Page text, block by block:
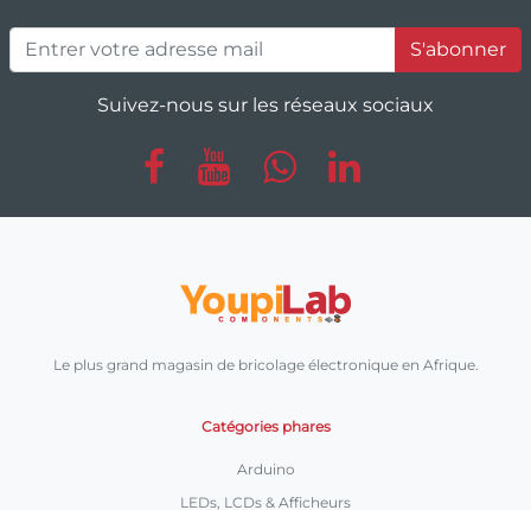
S'abonner
Suivez-nous sur les réseaux sociaux
Le plus grand magasin de bricolage électronique en Afrique.
Catégories phares
Arduino
LEDs, LCDs & Afficheurs